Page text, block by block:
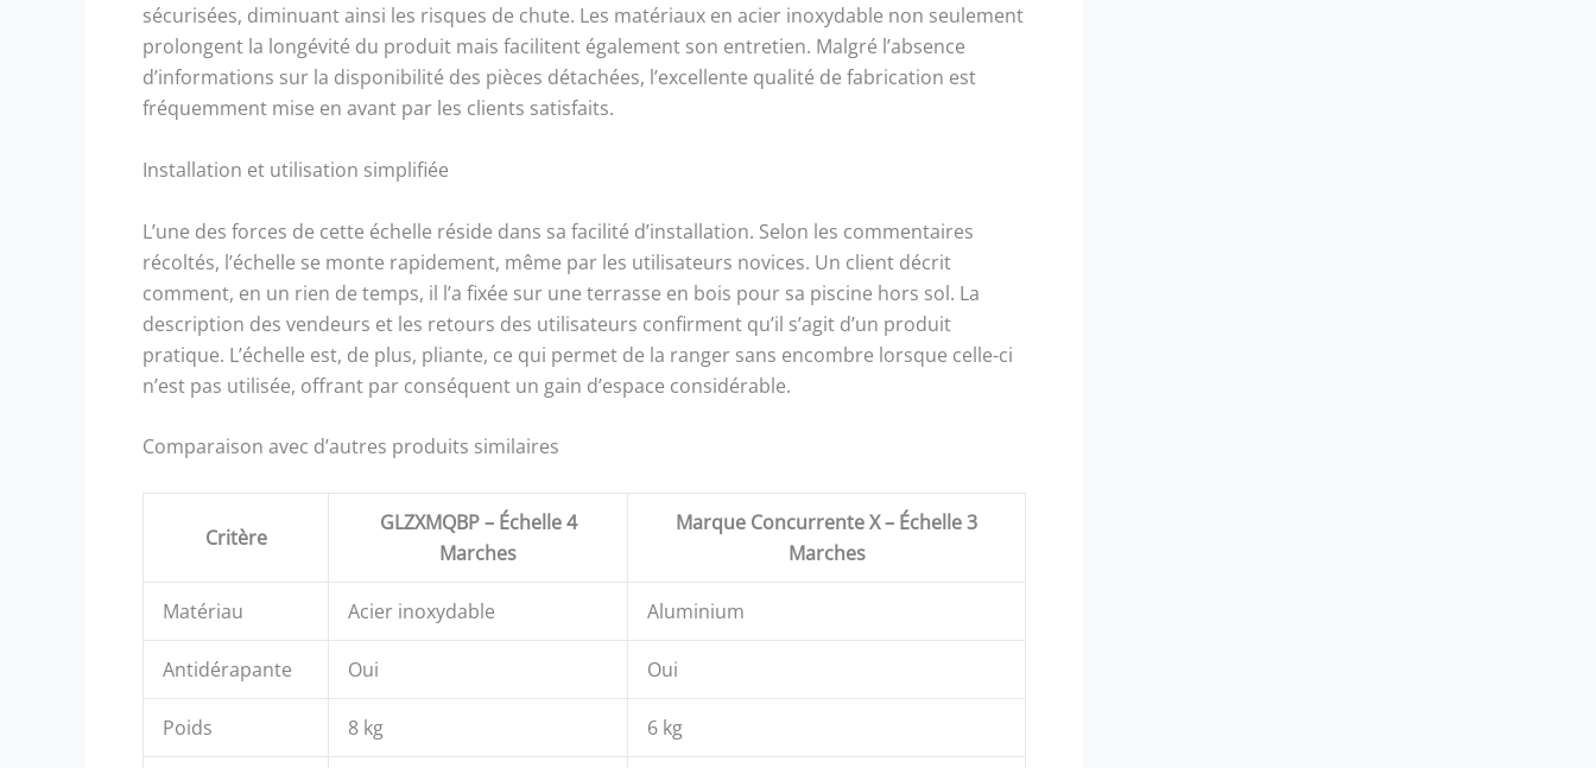
sécurisées, diminuant ainsi les risques de chute. Les matériaux en acier inoxydable non seulement
prolongent la longévité du produit mais facilitent également son entretien. Malgré l’absence
d’informations sur la disponibilité des pièces détachées, l’excellente qualité de fabrication est
fréquemment mise en avant par les clients satisfaits.
Installation et utilisation simplifiée
L’une des forces de cette échelle réside dans sa facilité d’installation. Selon les commentaires
récoltés, l’échelle se monte rapidement, même par les utilisateurs novices. Un client décrit
comment, en un rien de temps, il l’a fixée sur une terrasse en bois pour sa piscine hors sol. La
description des vendeurs et les retours des utilisateurs confirment qu’il s’agit d’un produit
pratique. L’échelle est, de plus, pliante, ce qui permet de la ranger sans encombre lorsque celle-ci
n’est pas utilisée, offrant par conséquent un gain d’espace considérable.
Comparaison avec d’autres produits similaires
Critère
GLZXMQBP – Échelle 4
Marches
Marque Concurrente X – Échelle 3
Marches
Matériau Acier inoxydable Aluminium
Antidérapante Oui Oui
Poids 8 kg 6 kg